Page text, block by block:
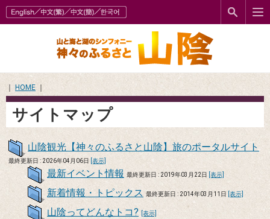
HOME
サイトマップ
山陰観光【神々のふるさと山陰】旅のポータルサイト
最終更新日 : 2026年04月06日 [表示]
最新イベント情報 最終更新日 : 2019年03月22日 [表示]
新着情報・トピックス 最終更新日 : 2014年03月11日 [表示]
山陰ってどんなトコ? [表示]